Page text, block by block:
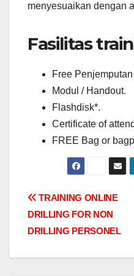
menyesuaikan dengan
Fasilitas
Free
Modul / Handout.
Flashdisk*.
Certificate of
FREE Bag or
Post
navigation
TRAINING ONLINE
DRILLING FOR NON
DRILLING PERSONEL